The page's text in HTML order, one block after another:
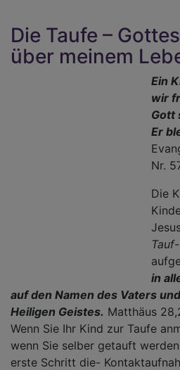
Die Taufe –
über meinem
Ein
wir
Gott
Er
Nr.
Die
in
auf den Namen des Vaters
Heiligen Geistes. Matthäus
Wenn Sie Ihr Kind zur Taufe
wenn Sie selber getauft
erste Schritt die-